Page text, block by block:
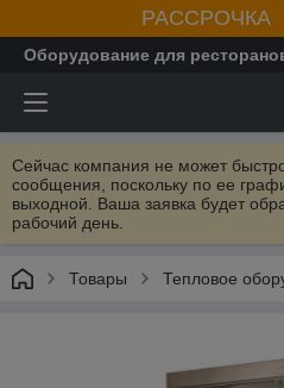
Оборудование для
Сейчас компания не может
сообщения, поскольку по ее
выходной. Ваша заявка будет
рабочий день.
Товары Тепловое